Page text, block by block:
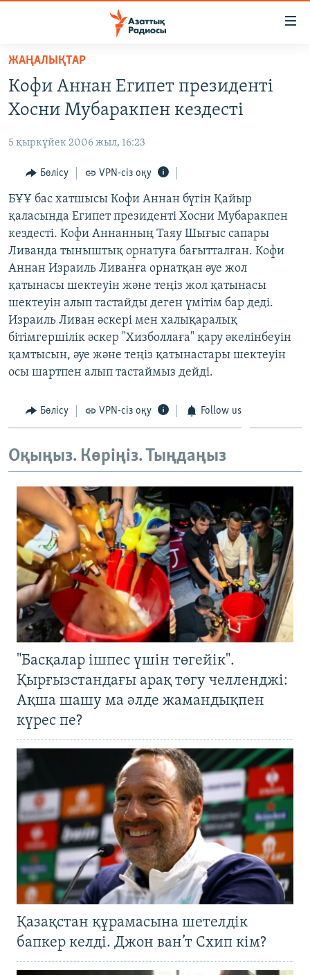
Skip
main
content
to
Navigation
Skip
to
Search
ЖАҢАЛЫҚТАР
САЯСАТ
ҚАҢТАР ОҚИҒАСЫ
АДАМ ҚҰҚЫҚТАРЫ
ӘЛЕУМЕТ
ӘЛЕМ
АРНАЙЫ ЖОБАЛАР
Русский
ЖАЗЫЛЫҢЫЗ
ЖАҢАЛЫҚТАР
Кофи Аннан Египет президенті
Хосни Мубаракпен кездесті
5 қыркүйек 2006 жыл, 16:23
Бөлісу VPN-сіз оқу
БҰҰ бас хатшысы Кофи Аннан бүгін Қайыр
қаласында Египет президенті Хосни Мубаракпен
кездесті. Кофи Аннанның Таяу Шығыс сапары
Ливанда тыныштық орнатуға бағытталған. Кофи
Аннан Израиль Ливанға орнатқан әуе жол
қатынасы шектеуін және теңіз жол қатынасы
шектеуін алып тастайды деген үмітім бар деді.
Израиль Ливан әскері мен халықаралық
бітімгершілік әскер "Хизболлаға" қару әкелінбеуін
қамтысын, әуе және теңіз қатынастары шектеуін
осы шартпен алып тастаймыз дейді.
Бөлісу VPN-сіз оқу Follow us
Оқыңыз. Көріңіз. Тыңдаңыз
"Басқалар ішпес үшін төгейік".
Қырғызстандағы арақ төгу челленджі:
Ақша шашу ма әлде жамандықпен
күрес пе?
Қазақстан құрамасына шетелдік
бапкер келді. Джон ван’т Схип кім?